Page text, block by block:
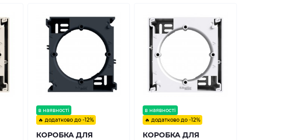
в наявності
🔥 додатково до -12%
КОРОБКА ДЛЯ
в наявності
🔥 додатково до -12%
КОРОБКА ДЛЯ